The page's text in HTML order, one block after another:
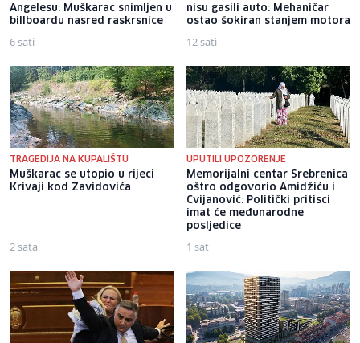
Angelesu: Muškarac snimljen u
billboardu nasred raskrsnice
6 sati
nisu gasili auto: Mehaničar
ostao šokiran stanjem motora
12 sati
TRAGEDIJA NA KUPALIŠTU
Muškarac se utopio u rijeci
Krivaji kod Zavidovića
2 sata
UPUTILI UPOZORENJE
Memorijalni centar Srebrenica
oštro odgovorio Amidžiću i
Cvijanović: Politički pritisci
imat će međunarodne
posljedice
1 sat